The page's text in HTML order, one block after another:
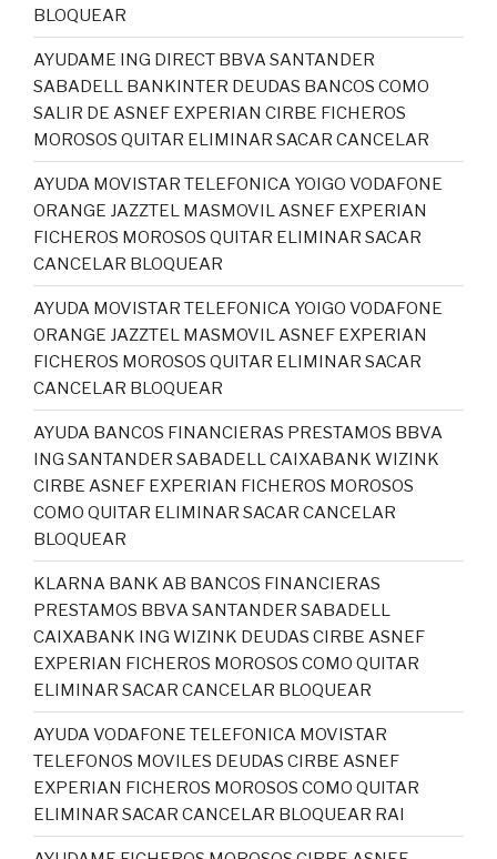
BLOQUEAR
AYUDAME ING DIRECT BBVA SANTANDER
SABADELL BANKINTER DEUDAS BANCOS COMO
SALIR DE ASNEF EXPERIAN CIRBE FICHEROS
MOROSOS QUITAR ELIMINAR SACAR CANCELAR
AYUDA MOVISTAR TELEFONICA YOIGO VODAFONE
ORANGE JAZZTEL MASMOVIL ASNEF EXPERIAN
FICHEROS MOROSOS QUITAR ELIMINAR SACAR
CANCELAR BLOQUEAR
AYUDA MOVISTAR TELEFONICA YOIGO VODAFONE
ORANGE JAZZTEL MASMOVIL ASNEF EXPERIAN
FICHEROS MOROSOS QUITAR ELIMINAR SACAR
CANCELAR BLOQUEAR
AYUDA BANCOS FINANCIERAS PRESTAMOS BBVA
ING SANTANDER SABADELL CAIXABANK WIZINK
CIRBE ASNEF EXPERIAN FICHEROS MOROSOS
COMO QUITAR ELIMINAR SACAR CANCELAR
BLOQUEAR
KLARNA BANK AB BANCOS FINANCIERAS
PRESTAMOS BBVA SANTANDER SABADELL
CAIXABANK ING WIZINK DEUDAS CIRBE ASNEF
EXPERIAN FICHEROS MOROSOS COMO QUITAR
ELIMINAR SACAR CANCELAR BLOQUEAR
AYUDA VODAFONE TELEFONICA MOVISTAR
TELEFONOS MOVILES DEUDAS CIRBE ASNEF
EXPERIAN FICHEROS MOROSOS COMO QUITAR
ELIMINAR SACAR CANCELAR BLOQUEAR RAI